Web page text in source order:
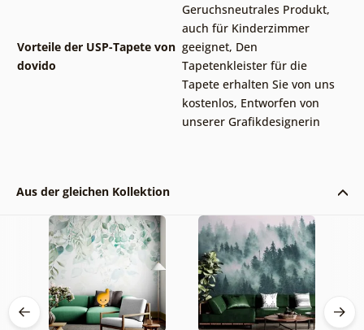
Vorteile der USP-Tapete von
dovido
Geruchsneutrales Produkt,
auch für Kinderzimmer
geeignet, Den
Tapetenkleister für die
Tapete erhalten Sie von uns
kostenlos, Entworfen von
unserer Grafikdesignerin
Aus der gleichen Kollektion